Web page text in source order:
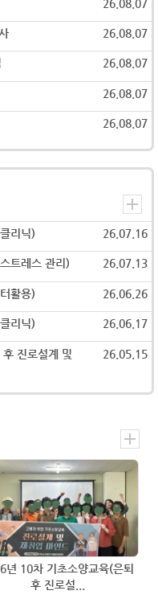
26.08.07
26.08.07
26.08.07
26.08.07
26.08.07
리닉) 26.07.16
트레스 관리) 26.07.13
활용) 26.06.26
리닉) 26.06.17
진로설계 및
26.05.15
년 10차 기초소양교육(은퇴
후 진로설...